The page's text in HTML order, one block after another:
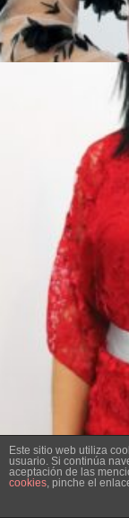
Este sitio web utiliza
usuario. Si continúa
aceptación de las
cookies, pinche el